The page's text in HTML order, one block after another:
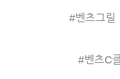
#벤츠그릴
#벤츠C